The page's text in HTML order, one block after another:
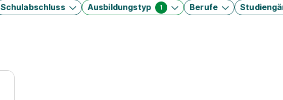
Schulabschluss Ausbildungstyp 1 Berufe